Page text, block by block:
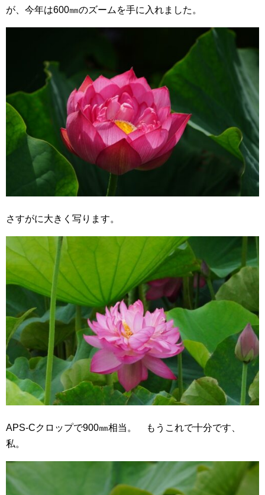
が、今年は600㎜のズームを手に入れました。
さすがに大きく写ります。
APS-Cクロップで900㎜相当。 もうこれで十分です、
私。